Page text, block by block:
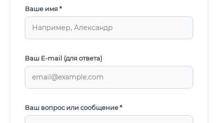
Ваше имя *
Ваш E-mail (для ответа)
Ваш вопрос или сообщение *